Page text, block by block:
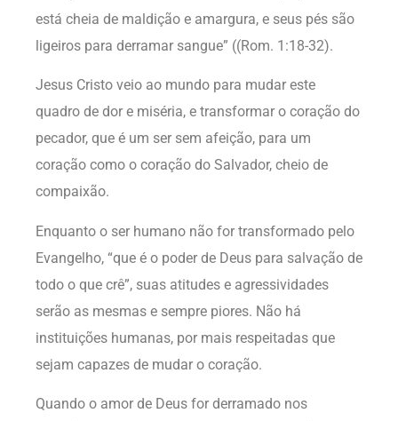
está cheia de maldição e amargura, e seus pés são
ligeiros para derramar sangue” ((Rom. 1:18-32).
Jesus Cristo veio ao mundo para mudar este
quadro de dor e miséria, e transformar o coração do
pecador, que é um ser sem afeição, para um
coração como o coração do Salvador, cheio de
compaixão.
Enquanto o ser humano não for transformado pelo
Evangelho, “que é o poder de Deus para salvação de
todo o que crê”, suas atitudes e agressividades
serão as mesmas e sempre piores. Não há
instituições humanas, por mais respeitadas que
sejam capazes de mudar o coração.
Quando o amor de Deus for derramado nos